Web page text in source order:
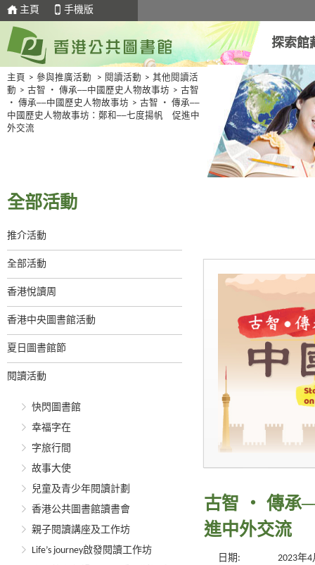
主頁 手機版
探索館
主頁 > 參與推廣活動 > 閱讀活動 > 其他閱讀活
動 > 古智 ‧ 傳承──中國歷史人物故事坊 > 古智
‧ 傳承──中國歷史人物故事坊 > 古智 ‧ 傳承──
中國歷史人物故事坊：鄭和──七度揚帆 促進中
外交流
全部活動
推介活動
全部活動
香港悅讀周
香港中央圖書館活動
夏日圖書館節
閱讀活動
快閃圖書館
幸福字在
字旅行間
故事大使
兒童及青少年閱讀計劃
香港公共圖書館讀書會
親子閱讀講座及工作坊
Life’s journey啟發閱讀工作坊
古智 ‧ 傳承
進中外交流
日期:
2023年